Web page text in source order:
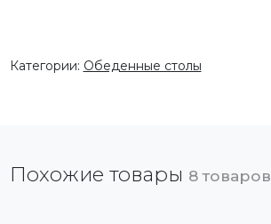
Категории: Обеденные столы
Похожие товары 8 товаров